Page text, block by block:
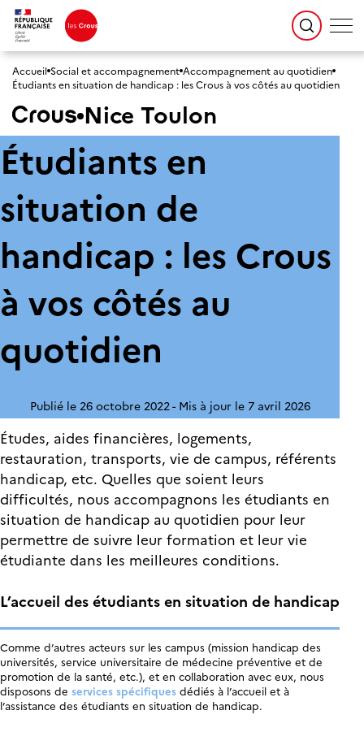
Accueil Social et accompagnement Accompagnement au quotidien
Étudiants en situation de handicap : les Crous à vos côtés au quotidien
Nice Toulon
Étudiants en
situation de
handicap : les Crous
à vos côtés au
quotidien
Publié le 26 octobre 2022 Mis à jour le 7 avril 2026
Études, aides financières, logements,
restauration, transports, vie de campus, référents
handicap, etc. Quelles que soient leurs
difficultés, nous accompagnons les étudiants en
situation de handicap au quotidien pour leur
permettre de suivre leur formation et leur vie
étudiante dans les meilleures conditions.
L’accueil des étudiants en situation de handicap
Comme d’autres acteurs sur les campus (mission handicap des
universités, service universitaire de médecine préventive et de
promotion de la santé, etc.), et en collaboration avec eux, nous
disposons de services spécifiques dédiés à l’accueil et à
l’assistance des étudiants en situation de handicap.